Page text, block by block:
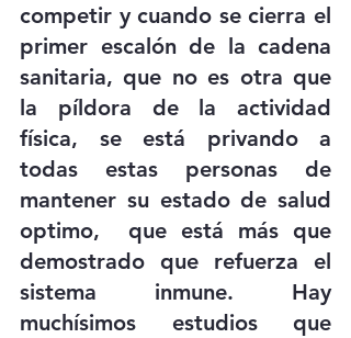
competir y cuando se cierra el
primer escalón de la cadena
sanitaria, que no es otra que
la píldora de la actividad
física, se está privando a
todas estas personas de
mantener su estado de salud
optimo,  que está más que
demostrado que refuerza el
sistema inmune. Hay
muchísimos estudios que